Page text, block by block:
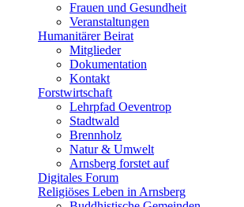
Frauen und Gesundheit
Veranstaltungen
Humanitärer Beirat
Mitglieder
Dokumentation
Kontakt
Forstwirtschaft
Lehrpfad Oeventrop
Stadtwald
Brennholz
Natur & Umwelt
Arnsberg forstet auf
Digitales Forum
Religiöses Leben in Arnsberg